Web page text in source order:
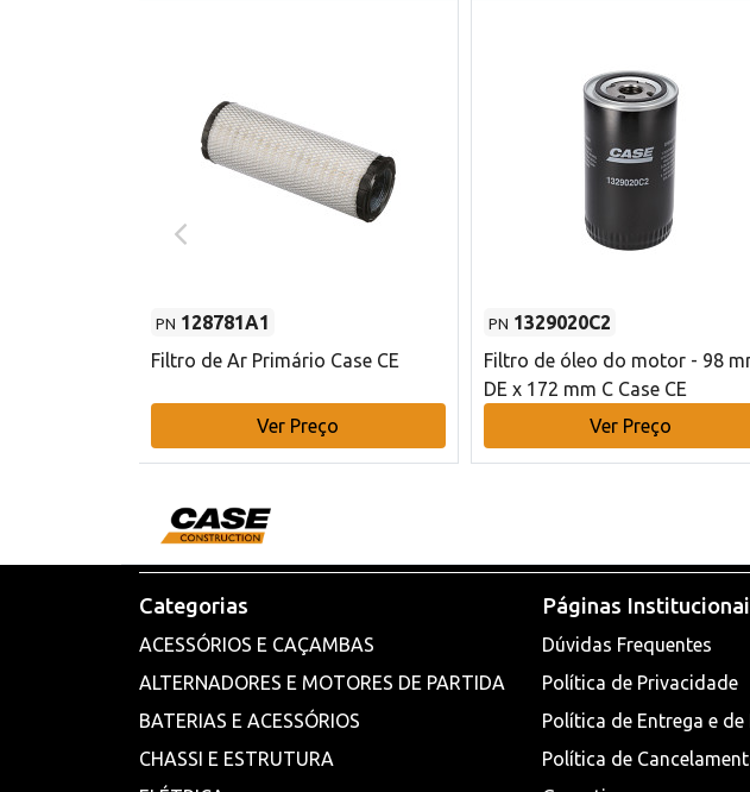
PN 128781A1
Filtro de Ar Primário Case CE
Ver Preço
PN 1329020C2
Filtro de óleo do motor - 98
DE x 172 mm C Case CE
Ver Preço
Categorias
ACESSÓRIOS E CAÇAMBAS
ALTERNADORES E MOTORES DE PARTIDA
BATERIAS E ACESSÓRIOS
CHASSI E ESTRUTURA
Páginas
Dúvidas Frequentes
Política de Privacidade
Política de Entrega e de
Política de